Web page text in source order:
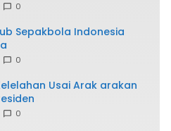
0
Sepakbola Indonesia
0
Usai Arak arakan
0